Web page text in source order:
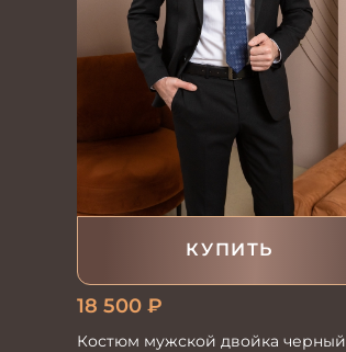
КУПИТЬ
18 500 ₽
Костюм мужской двойка черный